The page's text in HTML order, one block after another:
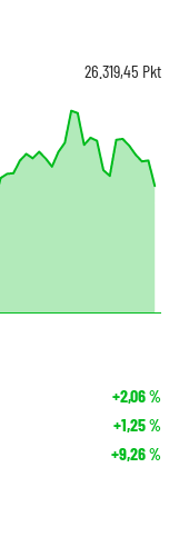
26.319,45 Pkt
+2,06%
+1,25%
+9,26%